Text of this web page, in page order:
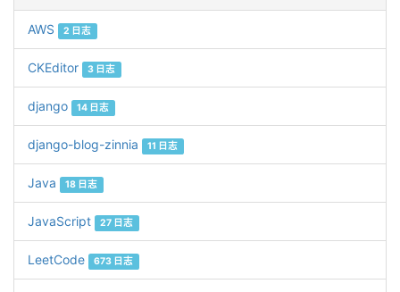
AWS 2 日志
CKEditor 3 日志
django 14 日志
django-blog-zinnia 11 日志
Java 18 日志
JavaScript 27 日志
LeetCode 673 日志